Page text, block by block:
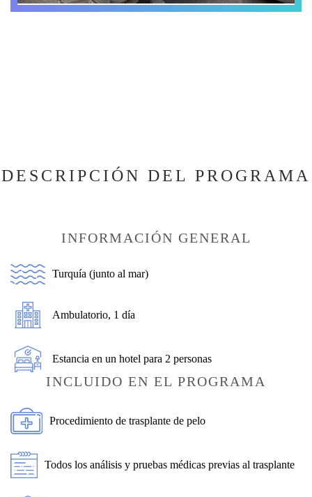
DESCRIPCIÓN DEL PROGRAMA
INFORMACIÓN GENERAL
Turquía (junto al mar)
Ambulatorio, 1 día
Estancia en un hotel para 2 personas
INCLUIDO EN EL PROGRAMA
Procedimiento de trasplante de pelo
Todos los análisis y pruebas médicas previas al trasplante